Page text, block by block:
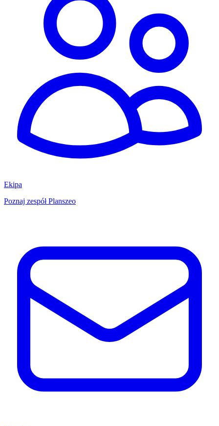
Ekipa
Poznaj zespół Planszeo